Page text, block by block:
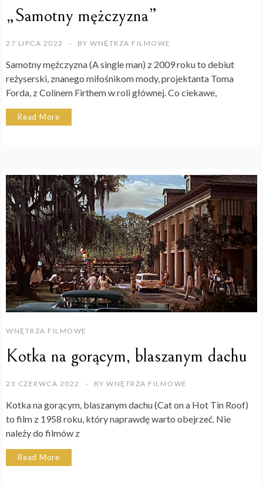
„Samotny mężczyzna”
27 LIPCA 2022 BY WNĘTRZA FILMOWE
Samotny mężczyzna (A single man) z 2009 roku to debiut
reżyserski, znanego miłośnikom mody, projektanta Toma
Forda, z Colinem Firthem w roli głównej. Co ciekawe,
Read More
WNĘTRZA FILMOWE
Kotka na gorącym, blaszanym dachu
23 CZERWCA 2022 BY WNĘTRZA FILMOWE
Kotka na gorącym, blaszanym dachu (Cat on a Hot Tin Roof)
to film z 1958 roku, który naprawdę warto obejrzeć. Nie
należy do filmów z
Read More